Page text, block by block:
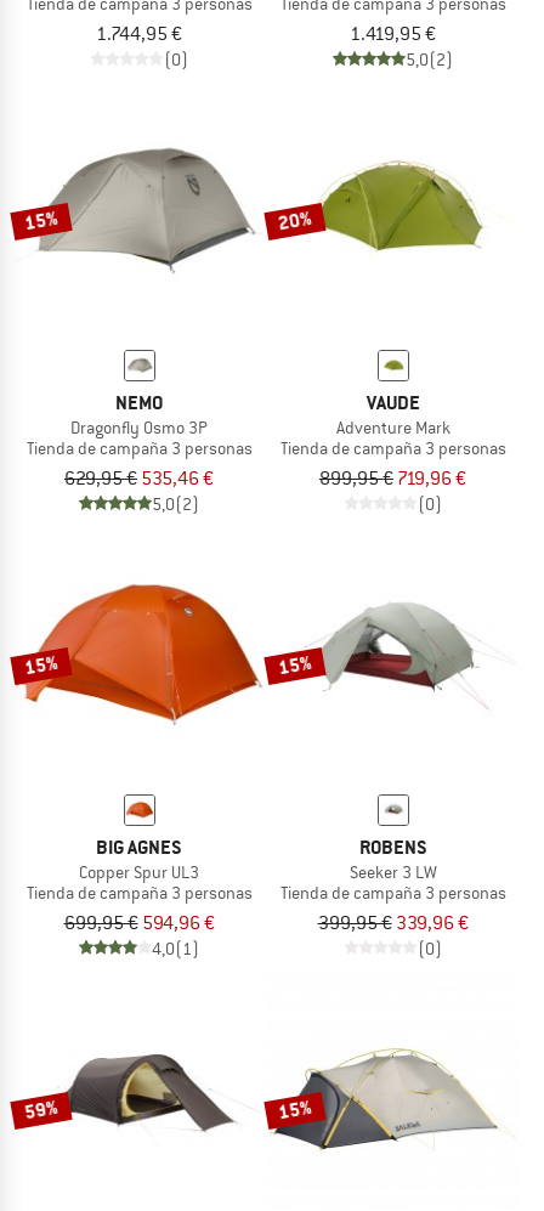
1.744,95 €
(0)
1.419,95 €
5,0(2)
15%
NEMO
Dragonfly Osmo 3P
Tienda de campaña 3 personas
629,95 € 535,46 €
5,0(2)
20%
VAUDE
Adventure Mark
Tienda de campaña 3 personas
899,95 € 719,96 €
(0)
15%
BIG AGNES
Copper Spur UL3
Tienda de campaña 3 personas
699,95 € 594,96 €
4,0(1)
15%
ROBENS
Seeker 3 LW
Tienda de campaña 3 personas
399,95 € 339,96 €
(0)
59% 15%